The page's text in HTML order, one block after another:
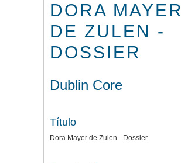
DORA MAYER
DE ZULEN -
DOSSIER
Dublin Core
Título
Dora Mayer de Zulen - Dossier